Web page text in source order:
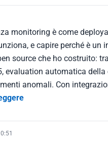
monitoring è come
e capire perché è un
source che ho costruito:
evaluation automatica della
anomali. Con